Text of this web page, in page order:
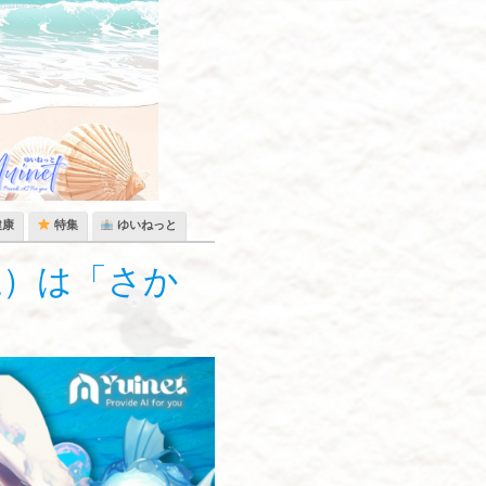
特集 ゆいねっと
は「さか